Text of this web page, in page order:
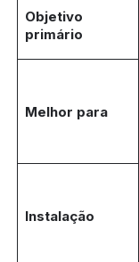
Objetivo
primário
Melhor para
Instalação